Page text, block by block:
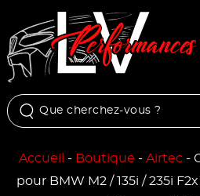
Accueil - Boutique - Airtec -
pour BMW M2 / 135i / 235i